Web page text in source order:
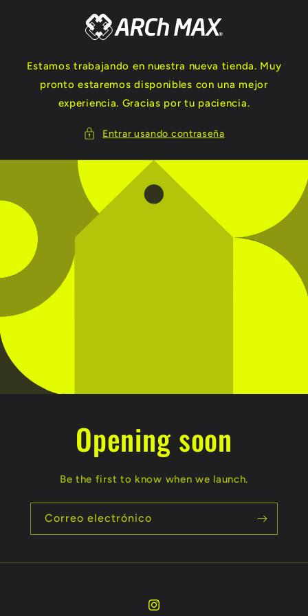
Estamos trabajando en nuestra nueva tienda. Muy
pronto estaremos disponibles con una mejor
experiencia. Gracias por tu paciencia.
Entrar usando contraseña
Opening soon
Be the first to know when we launch.
Correo electrónico
Instagram